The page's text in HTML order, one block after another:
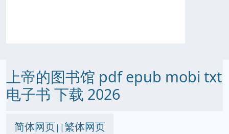
上帝的图书馆 pdf epub mobi txt
电子书 下载 2026
简体网页||繁体网页